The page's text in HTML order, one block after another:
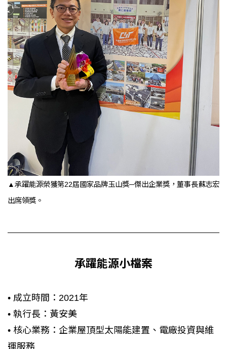
▲承躍能源榮獲第22屆國家品牌玉山獎─傑出企業獎，董事長蘇志宏
出席領獎。
承躍能源小檔案
• 成立時間：2021年
• 執行長：黃安美
• 核心業務：企業屋頂型太陽能建置、電廠投資與維
運服務